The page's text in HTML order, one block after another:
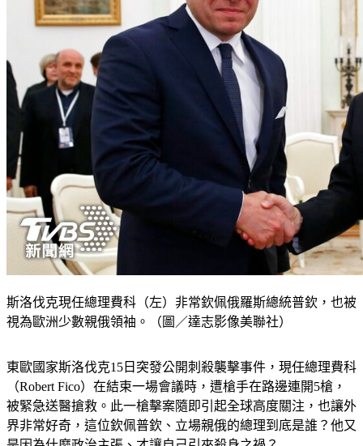
視為歐洲少數親俄領袖。（圖／達志影像美聯社）
（Robert Fico）在結束一場會議時，遭槍手在路邊連開5槍，
被緊急送醫搶救。此一槍擊案隨即引起全球高度關注，也讓外
界非常好奇，這位欽佩普欽、立場親俄的總理到底是誰？他又
是因為什麼政治主張、才讓自己引來殺身之禍？